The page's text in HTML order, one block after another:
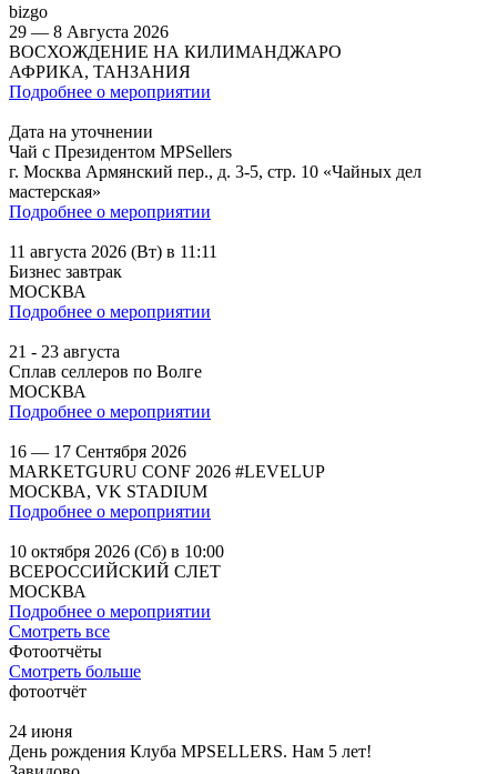
bizgo
29 — 8 Августа 2026
ВОСХОЖДЕНИЕ НА КИЛИМАНДЖАРО
АФРИКА, ТАНЗАНИЯ
Подробнее о мероприятии
Дата на уточнении
Чай с Президентом MPSellers
г. Москва Армянский пер., д. 3-5, стр. 10 «Чайных дел
мастерская»
Подробнее о мероприятии
11 августа 2026 (Вт) в 11:11
Бизнес завтрак
МОСКВА
Подробнее о мероприятии
21 - 23 августа
Сплав селлеров по Волге
МОСКВА
Подробнее о мероприятии
16 — 17 Сентября 2026
MARKETGURU CONF 2026 #LEVELUP
МОСКВА, VK STADIUM
Подробнее о мероприятии
10 октября 2026 (Сб) в 10:00
ВСЕРОССИЙСКИЙ СЛЕТ
МОСКВА
Подробнее о мероприятии
Смотреть все
Фотоотчёты
Смотреть больше
фотоотчёт
24 июня
День рождения Клуба MPSELLERS. Нам 5 лет!